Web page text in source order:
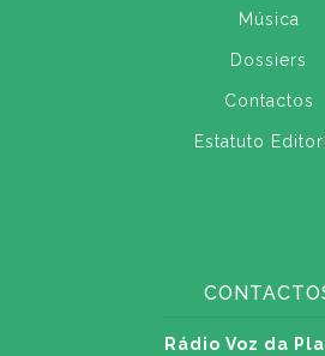
Música
Dossiers
Contactos
Estatuto
Rádio Voz da